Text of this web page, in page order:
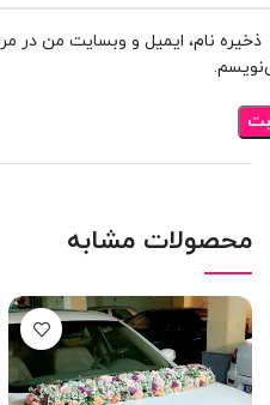
ذخیره نام، ایمیل و وبسایت من در
محصولات مشابه